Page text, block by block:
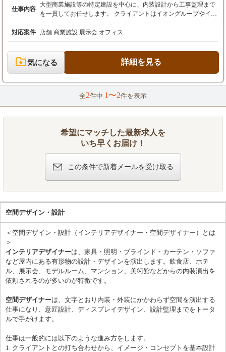
分）
※固定残業代を超える時間外、または土日祝
日、会社が指定する休日の勤務は全額支給いた
します。
昇給あり：年1回（2024年度実績￥5,000～￥15,
賞与あり：年2回
2024年度実績（年5.5か月分）2年目より査定満
額
仕事内容
大型商業施設等の特定建設を中心に、内装設計から工事監理まで
を一貫してお任せします。 クライアントはイオングループやイズ
ミなど。大型プロジェクトから小規模改装まで、さまざな業務に
携わっていただきます。 これまで培ってこられた知識と経験を存
分に発揮していただくことを期待しています お客様からマネキン
や什器のご依頼をいただいたことをきっかけに、店舗全体のレイ
アウト設計、さらにはオフィス空間の内装提案へと発展すること
も少なくありません。 お客様の潜在的なニーズを掘り下げ、空間
現在は8〜9名の設計担当者が在籍しており、互いに連携しながら
プロジェクトを進めています。 あなたの経験を活かし、チームの
中心として活躍してください。 大規模な案件を動かす責任は大き
対応案件 店舗 商業施設 展示会 オフィス
気になる 詳細を見る
全2件中 1〜2件を表示
希望にマッチした最新求人を
いち早くお届け！
この条件で新着メールを受け取る
空間デザイン・設計
＜空間デザイン・設計（インテリアデザイナー・空間デザイナー）とは
＞
インテリアデザイナーは、家具・照明・ブラインド・カーテン・ソファ
など屋内にある有形物の設計・デザインを演出します。飲食店、ホテ
ル、展示会、モデルルーム、マンション、美術館などからの内装演出を
依頼されるのが多いのが特徴です。
空間デザイナーは、文字とおり内装・外装にかかわらず空間を演出する
仕事になり、意匠設計、ディスプレイデザイン、設計監理までをトータ
ルで手がけます。
仕事は一般的には以下のような進み方をします。
1. クライアントとの打ち合わせから、イメージ・コンセプトを基本設計